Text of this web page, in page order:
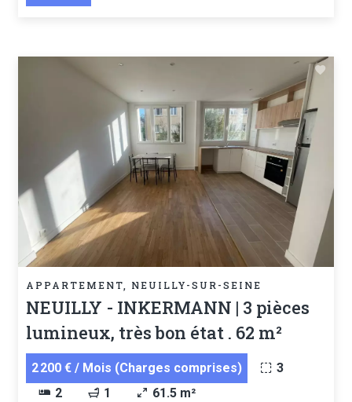
APPARTEMENT, NEUILLY-SUR-SEINE
NEUILLY - INKERMANN | 3 pièces
lumineux, très bon état . 62 m²
2 200 € / Mois (Charges comprises)
3
2
1 61.5 m²